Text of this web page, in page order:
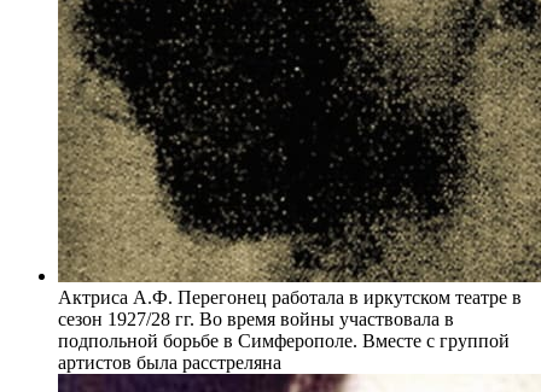
Актриса А.Ф. Перегонец работала в иркутском театре в
сезон 1927/28 гг. Во время войны участвовала в
подпольной борьбе в Симферополе. Вместе с группой
артистов была расстреляна